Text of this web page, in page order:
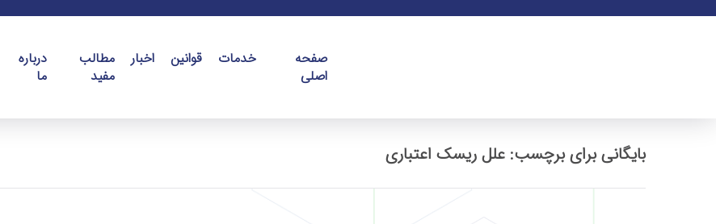
صفحه
اصلی
خدمات قوانین اخبار
مطالب
مفید
درباره
ما
بایگانی برای برچسب: علل ریسک اعتباری